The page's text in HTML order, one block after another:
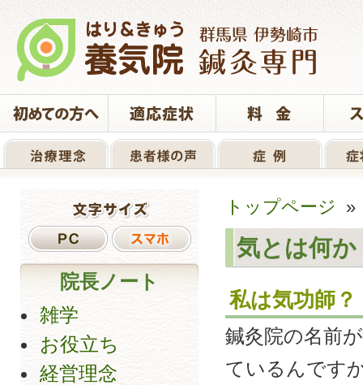
トップページ
気とは何か
私は気功師？
鍼灸院の名前
ているんです
院長ノート
雑学
お役立ち
経営理念